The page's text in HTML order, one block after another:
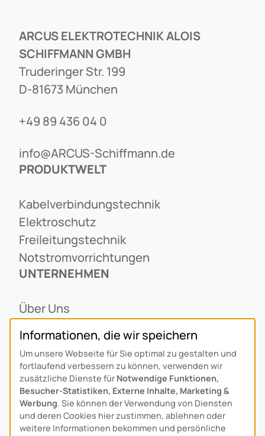
ARCUS ELEKTROTECHNIK ALOIS
SCHIFFMANN GMBH
Truderinger Str. 199
D-81673 München
+49 89 436 04 0
info@ARCUS-Schiffmann.de
PRODUKTWELT
Kabelverbindungstechnik
Elektroschutz
Freileitungstechnik
Notstromvorrichtungen
UNTERNEHMEN
Über Uns
Alois Schiffmann Stiftung
Allgemeine Lieferbedingungen
Arcus Niederlande: Bedrijfsgegevens
KONTAKT
Anfahrt
Informationen, die wir speichern
Um unsere Webseite für Sie optimal zu gestalten und
fortlaufend verbessern zu können, verwenden wir
zusätzliche Dienste für Notwendige Funktionen,
Besucher-Statistiken, Externe Inhalte, Marketing &
Werbung. Sie können der Verwendung von Diensten
und deren Cookies hier zustimmen, ablehnen oder
weitere Informationen bekommen und persönliche